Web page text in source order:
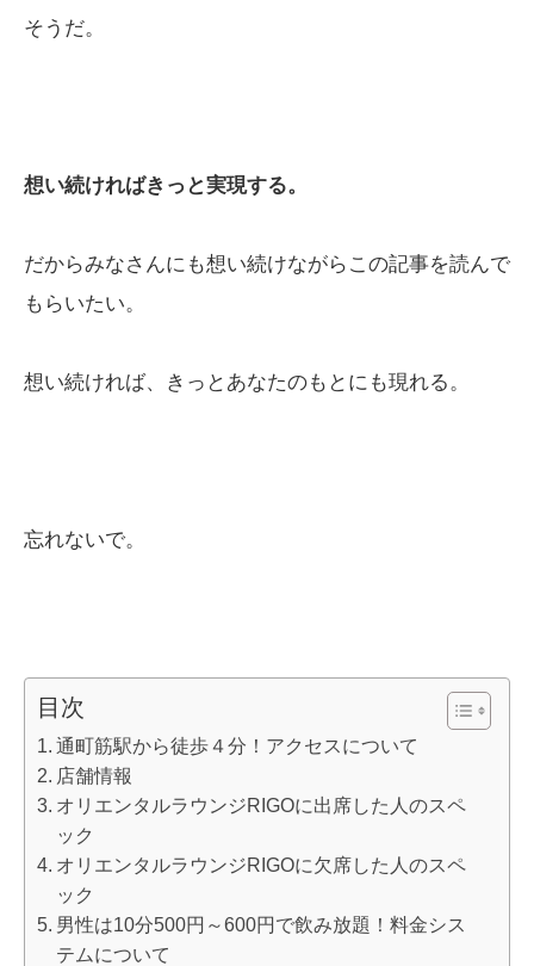
そうだ。
想い続ければきっと実現する。
だからみなさんにも想い続けながらこの記事を読んで
もらいたい。
想い続ければ、きっとあなたのもとにも現れる。
忘れないで。
目次
通町筋駅から徒歩４分！アクセスについて
店舗情報
オリエンタルラウンジRIGOに出席した人のスペ
ック
オリエンタルラウンジRIGOに欠席した人のスペ
ック
男性は10分500円～600円で飲み放題！料金シス
テムについて